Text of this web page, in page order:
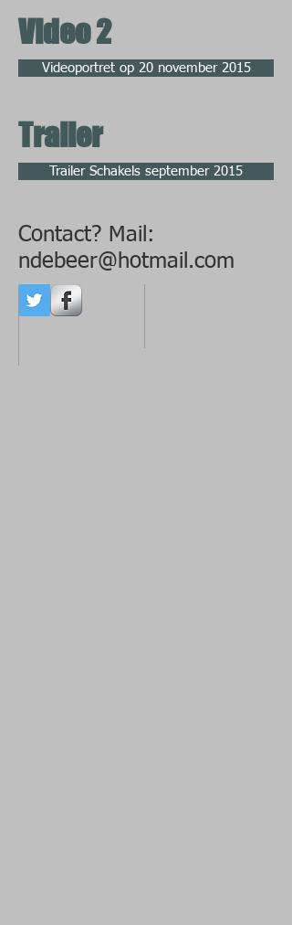
Video 2
Videoportret op 20 november 2015
Trailer
Trailer Schakels september 2015
Contact? Mail:
ndebeer@hotmail.com